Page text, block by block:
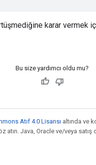
karar vermek
Bu size yardımcı oldu mu?
Atıf 4.0 Lisansı altında ve
atın. Java, Oracle ve/veya satış